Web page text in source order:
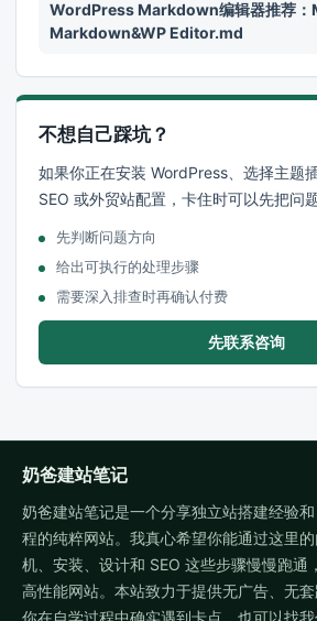
WordPress Markdown编辑器推荐
Markdown&WP Editor.md
不想自己踩坑？
如果你正在安装 WordPress、选择主题
SEO 或外贸站配置，卡住时可以先把问
先判断问题方向
给出可执行的处理步骤
需要深入排查时再确认付费
先联系咨询
奶爸建站笔记
奶爸建站笔记是一个分享独立站搭建经验
程的纯粹网站。我真心希望你能通过这里
机、安装、设计和 SEO 这些步骤慢慢跑通
高性能网站。本站致力于提供无广告、无